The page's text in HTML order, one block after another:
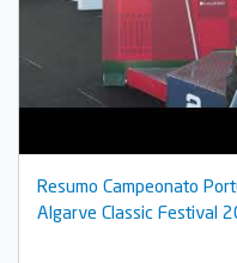
Resumo Campeonato
Algarve Classic Festival